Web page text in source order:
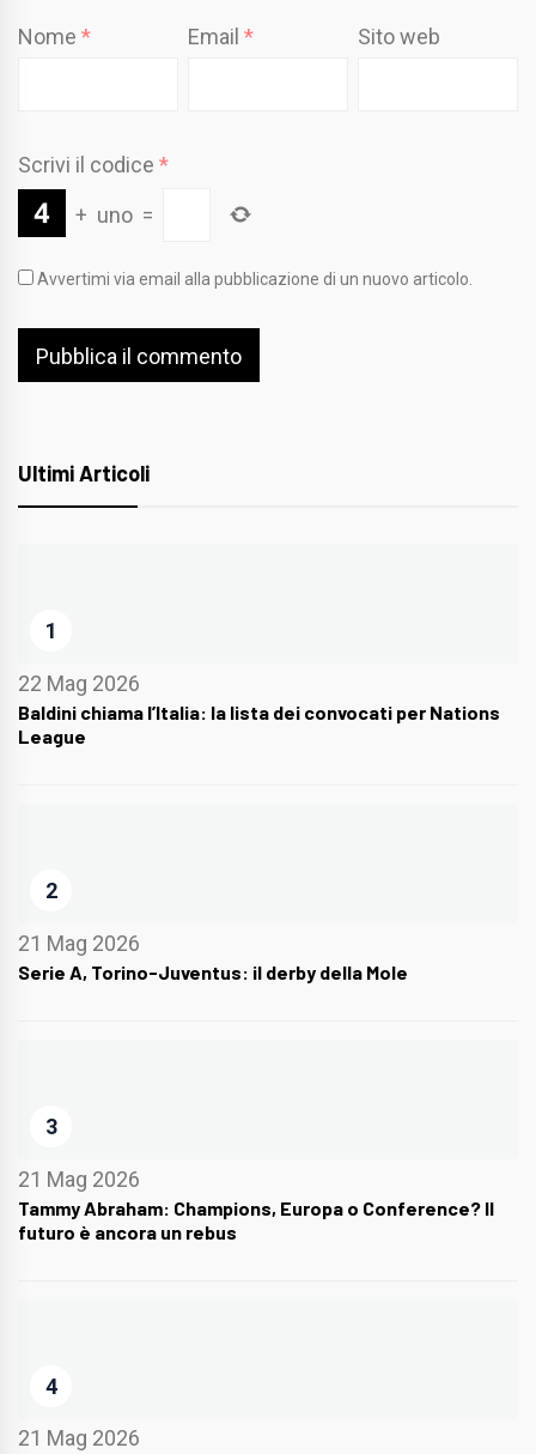
Nome * Email* Sito web
Scrivi il codice *
+ uno =
Avvertimi via email alla pubblicazione di un nuovo articolo.
Ultimi Articoli
1
22 Mag 2026
Baldini chiama l’Italia: la lista dei convocati per Nations
League
2
21 Mag 2026
Serie A, Torino-Juventus: il derby della Mole
3
21 Mag 2026
Tammy Abraham: Champions, Europa o Conference? Il
futuro è ancora un rebus
4
21 Mag 2026